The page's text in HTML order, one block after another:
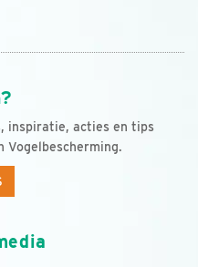
inspiratie, acties en tips